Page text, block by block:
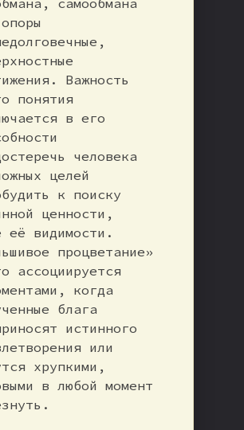
Важность
понятия
в его
человека
целей
к поиску
ценности,
её видимости.
процветание»
ассоциируется
когда
блага
истинного
или
хрупкими,
в любой момент